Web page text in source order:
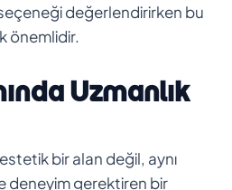
değerlendirirken bu
önemlidir.
Uzmanlık
bir alan değil, aynı
deneyim gerektiren bir